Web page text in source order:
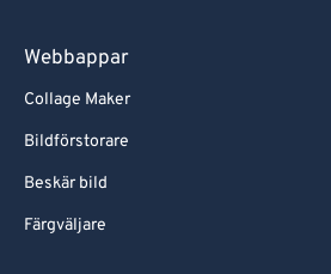
Webbappar
Collage Maker
Bildförstorare
Beskär bild
Färgväljare